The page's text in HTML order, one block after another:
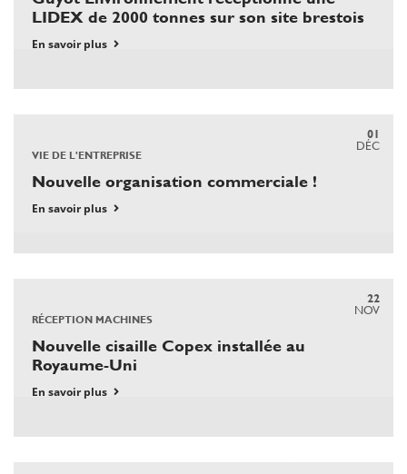
LIDEX de 2000 tonnes sur son site brestois
En savoir plus
01
DÉC
VIE DE L'ENTREPRISE
Nouvelle organisation commerciale !
En savoir plus
22
NOV
RÉCEPTION MACHINES
Nouvelle cisaille Copex installée au
Royaume-Uni
En savoir plus